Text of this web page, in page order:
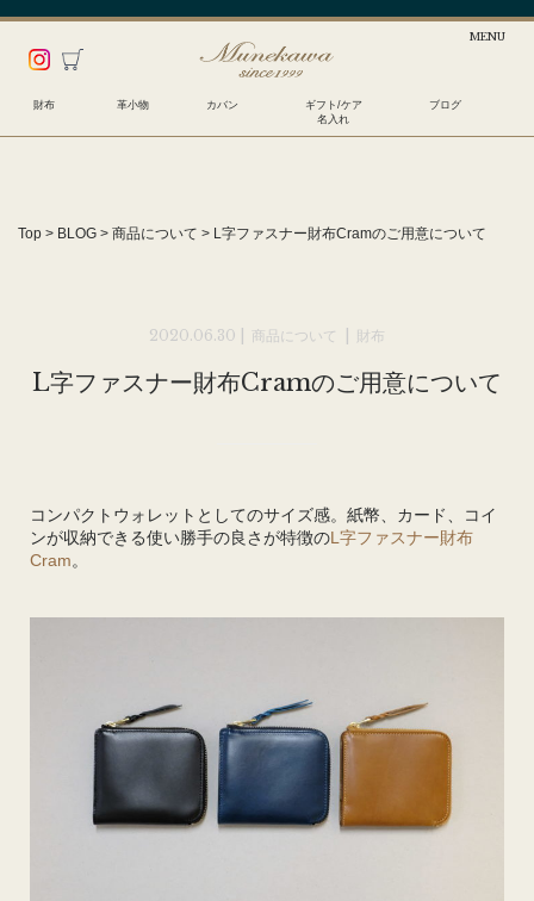
財布 革小物 カバン
ギフト/ケア
名入れ
ブログ
Top > BLOG > 商品について > L字ファスナー財布Cramのご用意について
2020.06.30 | 商品について 財布
L字ファスナー財布Cramのご用意について
コンパクトウォレットとしてのサイズ感。紙幣、カード、コイ
ンが収納できる使い勝手の良さが特徴のL字ファスナー財布
Cram。